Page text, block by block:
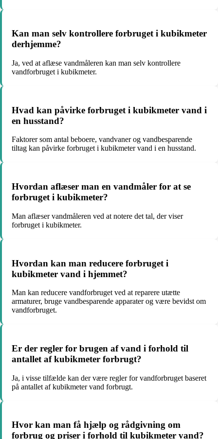
Kan man selv kontrollere forbruget i kubikmeter
derhjemme?
Ja, ved at aflæse vandmåleren kan man selv kontrollere
vandforbruget i kubikmeter.
Hvad kan påvirke forbruget i kubikmeter vand i
en husstand?
Faktorer som antal beboere, vandvaner og vandbesparende
tiltag kan påvirke forbruget i kubikmeter vand i en husstand.
Hvordan aflæser man en vandmåler for at se
forbruget i kubikmeter?
Man aflæser vandmåleren ved at notere det tal, der viser
forbruget i kubikmeter.
Hvordan kan man reducere forbruget i
kubikmeter vand i hjemmet?
Man kan reducere vandforbruget ved at reparere utætte
armaturer, bruge vandbesparende apparater og være bevidst om
vandforbruget.
Er der regler for brugen af vand i forhold til
antallet af kubikmeter forbrugt?
Ja, i visse tilfælde kan der være regler for vandforbruget baseret
på antallet af kubikmeter vand forbrugt.
Hvor kan man få hjælp og rådgivning om
forbrug og priser i forhold til kubikmeter vand?